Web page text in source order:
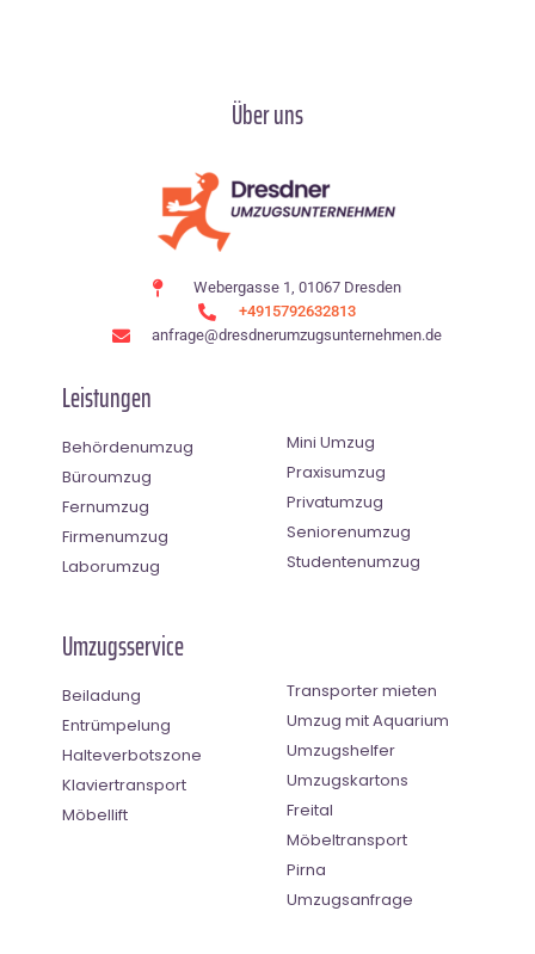
Über uns
Webergasse 1, 01067 Dresden
+4915792632813
anfrage@dresdnerumzugsunternehmen.de
Leistungen
Behördenumzug
Büroumzug
Fernumzug
Firmenumzug
Laborumzug
Mini Umzug
Praxisumzug
Privatumzug
Seniorenumzug
Studentenumzug
Umzugsservice
Beiladung
Entrümpelung
Halteverbotszone
Klaviertransport
Möbellift
Transporter mieten
Umzug mit Aquarium
Umzugshelfer
Umzugskartons
Freital
Möbeltransport
Pirna
Umzugsanfrage